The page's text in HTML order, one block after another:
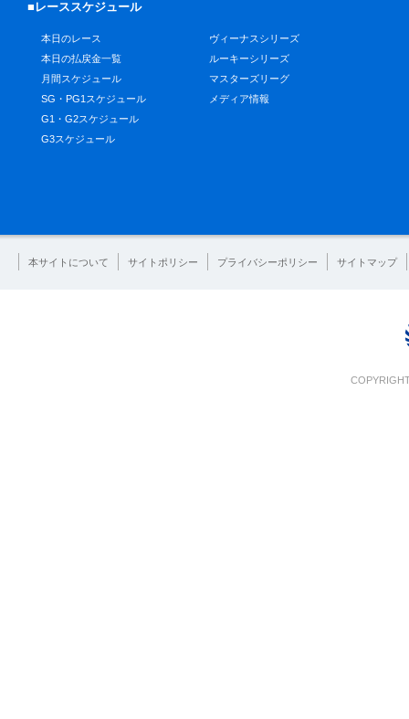
■レーススケジュール
本日のレース
本日の払戻金一覧
月間スケジュール
SG・PG1スケジュール
G1・G2スケジュール
G3スケジュール
ヴィーナスシリーズ
ルーキーシリーズ
マスターズリーグ
メディア情報
本サイトについて サイトポリシー プライバシーポリシー サイトマップ